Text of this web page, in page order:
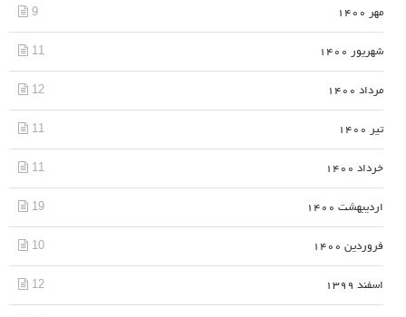
مهر 1400 9
شهریور 1400 11
مرداد 1400 12
تیر 1400 11
خرداد 1400 11
اردیبهشت 1400 19
فروردین 1400 10
اسفند 1399 12